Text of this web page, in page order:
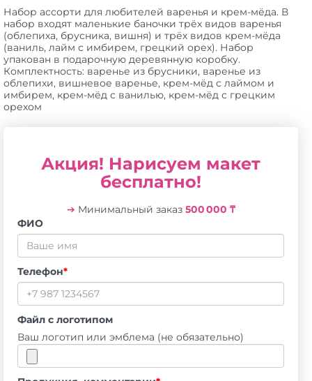
Набор ассорти для любителей варенья и крем-мёда. В
набор входят маленькие баночки трёх видов варенья
(облепиха, брусника, вишня) и трёх видов крем-мёда
(ваниль, лайм с имбирем, грецкий орех). Набор
упакован в подарочную деревянную коробку.
Комплектность: варенье из брусники, варенье из
облепихи, вишневое варенье, крем-мёд с лаймом и
имбирем, крем-мёд с ванилью, крем-мёд с грецким
орехом
Акция! Нарисуем макет
бесплатно!
➔ Минимальный заказ 500 000 ₸
ФИО
Телефон*
Файл с логотипом
Ваш логотип или эмблема (не обязательно)